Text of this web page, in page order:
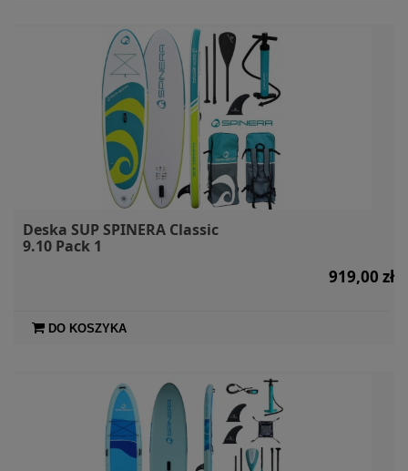
Deska SUP SPINERA Classic
9.10 Pack 1
919,00 zł
DO KOSZYKA